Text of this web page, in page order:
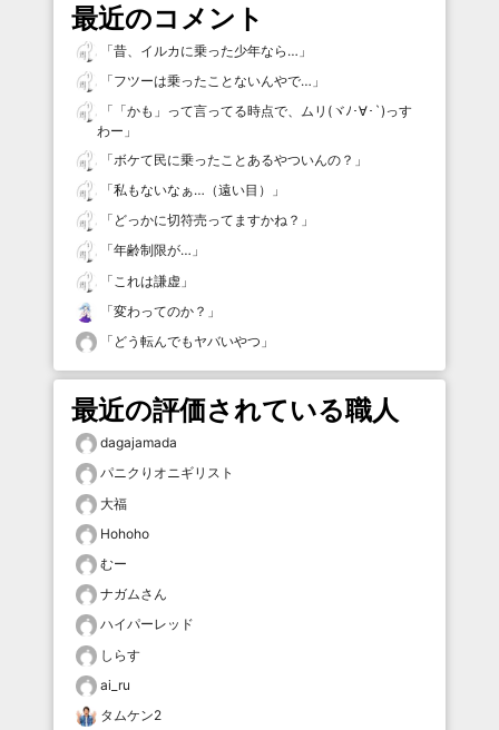
最近のコメント
「昔、イルカに乗った少年なら… 」
「フツーは乗ったことないんやで… 」
「 「かも」って言ってる時点で、ムリ(ヾﾉ･∀･`)っす
わー 」
「ボケて民に乗ったことあるやついんの？ 」
「私もないなぁ…（遠い目）
」
「 どっかに切符売ってますかね？ 」
「年齢制限が… 」
「 これは謙虚 」
「変わってのか？ 」
「 どう転んでもヤバいやつ 」
最近の評価されている職人
dagajamada
パニクりオニギリスト
大福
Hohoho
むー
ナガムさん
ハイパーレッド
しらす
ai_ru
タムケン2